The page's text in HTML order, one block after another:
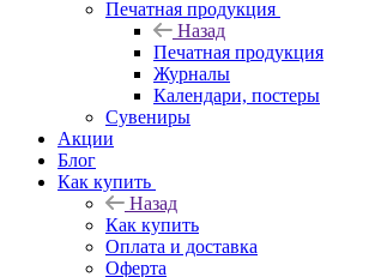
Печатная продукция
Назад
Печатная продукция
Журналы
Календари, постеры
Сувениры
Акции
Блог
Как купить
Назад
Как купить
Оплата и доставка
Оферта